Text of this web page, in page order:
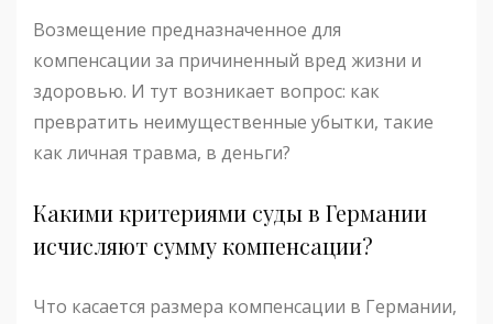
Возмещение предназначенное для
компенсации за причиненный вред жизни и
здоровью. И тут возникает вопрос: как
превратить неимущественные убытки, такие
как личная травма, в деньги?
Какими критериями суды в Германии
исчисляют сумму компенсации?
Что касается размера компенсации в Германии,